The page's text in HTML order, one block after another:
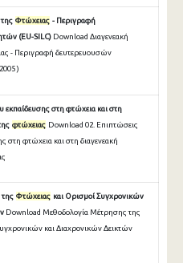
Φτώχειας - Περιγραφή
(EU-SILC) Download Διαγενεακή
- Περιγραφή δευτερευουσών
)
εκπαίδευσης στη φτώχεια και στη
φτώχειας Download 02. Επιπτώσεις
στη φτώχεια και στη διαγενεακή
Φτώχειας και Ορισμοί Συγχρονικών
Download Μεθοδολογία Μέτρησης της
και Διαχρονικών Δεικτών